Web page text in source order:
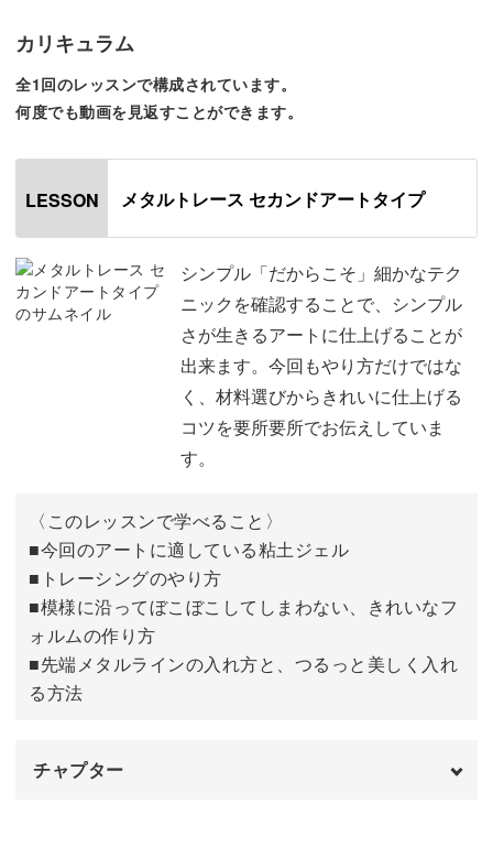
トをレクチャーしました。
め、リクエストにお応えして、シンプルバージョンのやり
方も公開します！
実は私のサロンでもこちらのアートのオーダーが多く、皆
さんのサロンでも実際に使っていただけること間違いなし
前回同様、引き続き少ない材料だけで出来るのと、トレン
ドのアイテムを使ってやっていきます。
粘土ジェルを使ったアートのレパートリーが尽きてきてい
る...なんてネイリストさんにもおすすめですよ。
ますが、アレンジは無限大。
カリキュラム
全1回のレッスンで構成されています。
何度でも動画を見返すことができます。
LESSON メタルトレース セカンドアートタイプ
シンプル「だからこそ」細かなテク
ニックを確認することで、シンプル
さが生きるアートに仕上げることが
出来ます。今回もやり方だけではな
く、材料選びからきれいに仕上げる
コツを要所要所でお伝えしていま
す。
〈このレッスンで学べること〉
■今回のアートに適している粘土ジェル
■トレーシングのやり方
■模様に沿ってぼこぼこしてしまわない、きれいなフ
ォルムの作り方
■先端メタルラインの入れ方と、つるっと美しく入れ
る方法
チャプター